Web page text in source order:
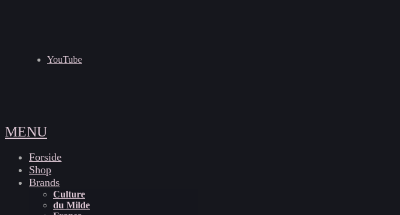
YouTube
MENU
Forside
Shop
Brands
Culture
du Milde